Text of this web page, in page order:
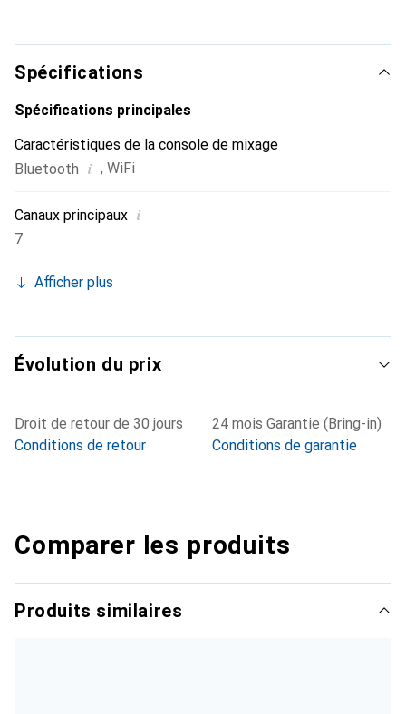
Spécifications
Spécifications principales
Caractéristiques de la console de mixage
Bluetooth i , WiFi
Canaux principaux i
7
Afficher plus
Évolution du prix
Droit de retour de 30 jours
Conditions de retour
24 mois Garantie (Bring-in)
Conditions de garantie
Comparer les produits
Produits similaires